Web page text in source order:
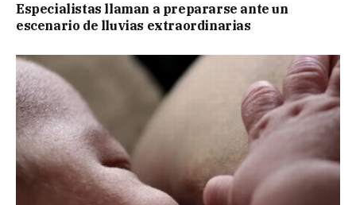
Especialistas llaman a prepararse ante un
escenario de lluvias extraordinarias